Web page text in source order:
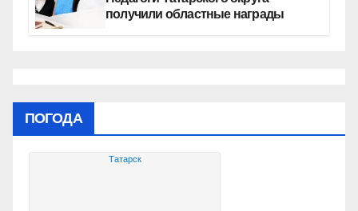
получили областные награды
ПОГОДА
Татарск